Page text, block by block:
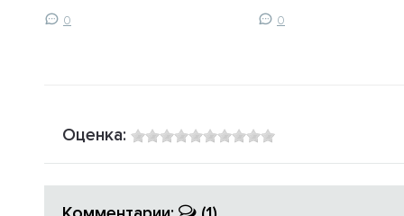
0 0
Оценка: